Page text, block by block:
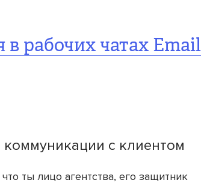
рабочих чатах Email
коммуникации с клиентом
ты лицо агентства, его защитник